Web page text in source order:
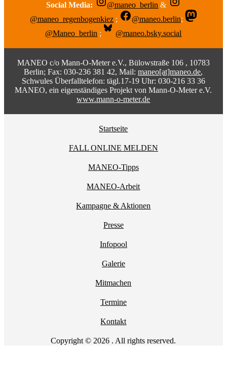
Social Media: @maneo_berlin &
@maneo_regenbogenkiez ; @maneo.berlin;
@Maneo_berlin ; @maneo.bsky.social
MANEO c/o Mann-O-Meter e.V., Bülowstraße 106 , 10783
Berlin; Fax: 030-236 381 42, Mail:maneo[at]maneo.de,
Schwules Überfalltelefon: tägl.17-19 Uhr: 030-216 33 36
MANEO, ein eigenständiges Projekt von Mann-O-Meter e.V.
www.mann-o-meter.de
Startseite
FALL ONLINE MELDEN
MANEO-Tipps
MANEO-Arbeit
Kampagne & Aktionen
Presse
Infopool
Galerie
Mitmachen
Termine
Kontakt
Copyright © 2026 . All rights reserved.